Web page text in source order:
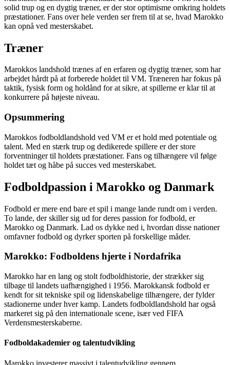
solid trup og en dygtig træner, er der stor optimisme omkring holdets
præstationer. Fans over hele verden ser frem til at se, hvad Marokko
kan opnå ved mesterskabet.
Træner
Marokkos landshold trænes af en erfaren og dygtig træner, som har
arbejdet hårdt på at forberede holdet til VM. Træneren har fokus på
taktik, fysisk form og holdånd for at sikre, at spillerne er klar til at
konkurrere på højeste niveau.
Opsummering
Marokkos fodboldlandshold ved VM er et hold med potentiale og
talent. Med en stærk trup og dedikerede spillere er der store
forventninger til holdets præstationer. Fans og tilhængere vil følge
holdet tæt og håbe på succes ved mesterskabet.
Fodboldpassion i Marokko og Danmark
Fodbold er mere end bare et spil i mange lande rundt om i verden.
To lande, der skiller sig ud for deres passion for fodbold, er
Marokko og Danmark. Lad os dykke ned i, hvordan disse nationer
omfavner fodbold og dyrker sporten på forskellige måder.
Marokko: Fodboldens hjerte i Nordafrika
Marokko har en lang og stolt fodboldhistorie, der strækker sig
tilbage til landets uafhængighed i 1956. Marokkansk fodbold er
kendt for sit tekniske spil og lidenskabelige tilhængere, der fylder
stadionerne under hver kamp. Landets fodboldlandshold har også
markeret sig på den internationale scene, især ved FIFA
Verdensmesterskaberne.
Fodboldakademier og talentudvikling
Marokko investerer massivt i talentudvikling gennem